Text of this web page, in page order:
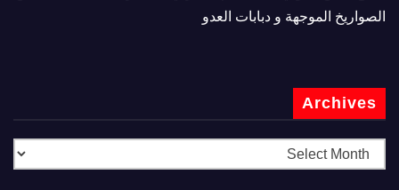
الصواريخ الموجهة و دبابات العدو
Archives